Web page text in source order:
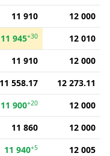
11 910
12 000
11 945+30
12 010
11 910
12 000
11 558.17
12 273.11
11 900+20
12 000
11 860
12 000
11 940+5
12 005